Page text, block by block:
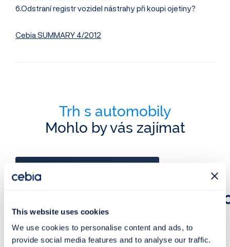
This website uses cookies
We use cookies to personalise content and ads, to
provide social media features and to analyse our traffic.
6.Odstraní registr vozidel nástrahy při koupi ojetiny?
Cebia SUMMARY 4/2012
Trh s automobily
Mohlo by vás zajímat